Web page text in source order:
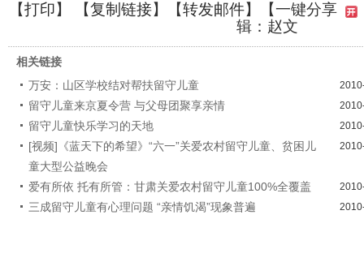
【打印】 【复制链接】【转发邮件】【一键分享
辑：赵文
相关链接
万安：山区学校结对帮扶留守儿童
留守儿童来京夏令营 与父母团聚享亲情
留守儿童快乐学习的天地
[视频]《蓝天下的希望》“六一”关爱农村留守儿童、贫困儿
童大型公益晚会
爱有所依 托有所管：甘肃关爱农村留守儿童100%全覆盖
三成留守儿童有心理问题 “亲情饥渴”现象普遍